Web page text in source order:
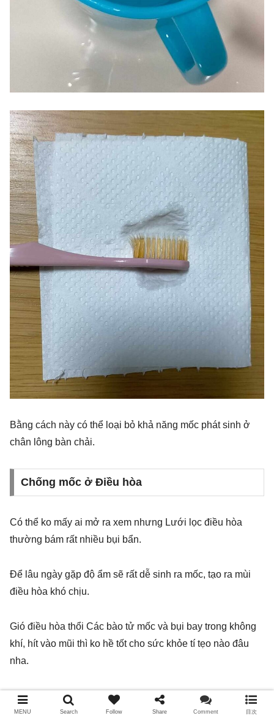
Bằng cách này có thể loại bỏ khả năng mốc phát sinh ở
chân lông bàn chải.
Chống mốc ở Điều hòa
Có thể ko mấy ai mở ra xem nhưng Lưới lọc điều hòa
thường bám rất nhiều bụi bẩn.
Để lâu ngày gặp độ ẩm sẽ rất dễ sinh ra mốc, tạo ra mùi
điều hòa khó chịu.
Gió điều hòa thổi Các bào tử mốc và bụi bay trong không
khí, hít vào mũi thì ko hề tốt cho sức khỏe tí tẹo nào đâu
nha.
Do đó,
việc vệ sinh lưới lọc フィルター định kỳ là rất
quan trọng.
MENU Search Follow Share Comment 目次